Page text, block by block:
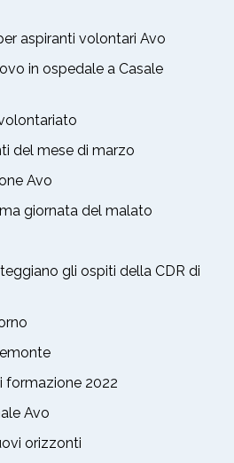
aspiranti volontari Avo
in ospedale a Casale
del mese di marzo
Avo
giornata del malato
gli ospiti della CDR di
formazione 2022
Avo
orizzonti